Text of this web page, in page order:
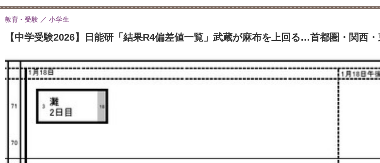
【中学受験2026】日能研「結果R4偏差値一覧」武蔵が麻布を上回る…首都圏・関西
教育・受験 小学生